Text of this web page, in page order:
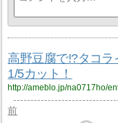
高野豆腐で!?タコ
1/5カット！
http://ameblo.jp/na0717ho/
前